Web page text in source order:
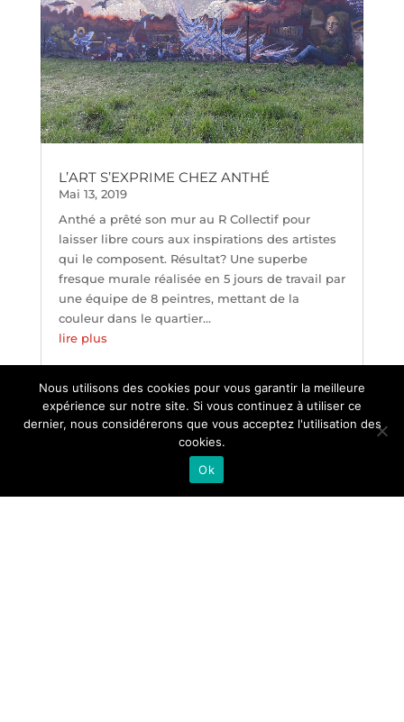
L’ART S’EXPRIME CHEZ ANTHÉ
Mai 13, 2019
Anthé a prêté son mur au R Collectif pour
laisser libre cours aux inspirations des artistes
qui le composent. Résultat? Une superbe
fresque murale réalisée en 5 jours de travail par
une équipe de 8 peintres, mettant de la
couleur dans le quartier...
lire plus
« Entrées précédentes
Voir toutes les news
Nous utilisons des cookies pour vous garantir la meilleure
expérience sur notre site. Si vous continuez à utiliser ce
dernier, nous considérerons que vous acceptez l'utilisation des
cookies.
Ok